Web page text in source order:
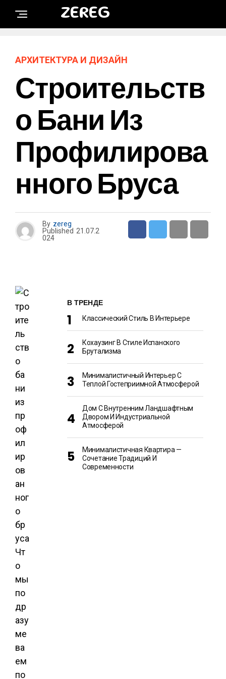
ZEREG
АРХИТЕКТУРА И ДИЗАЙН
Строительств
О Бани Из
Профилирова
Нного Бруса
By zereg
Published 21.07.2
024
Чт
о
мы
по
др
азу
ме
ва
ем
по
В ТРЕНДЕ
Классический Стиль В Интерьере
Кохаузинг В Стиле Испанского
Брутализма
Минималистичный Интерьер С
Теплой Гостеприимной Атмосферой
Дом С Внутренним Ландшафтным
Двором И Индустриальной
Атмосферой
Минималистичная Квартира —
Сочетание Традиций И
Современности